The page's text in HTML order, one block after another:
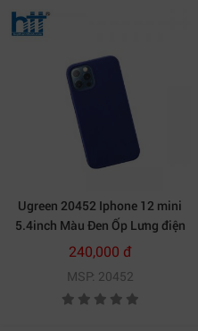
Ugreen 20452 Iphone 12 mini
5.4inch Màu Đen Ốp Lưng điện
thoại Silicone LP417
20020452
240,000 đ
MSP: 20452